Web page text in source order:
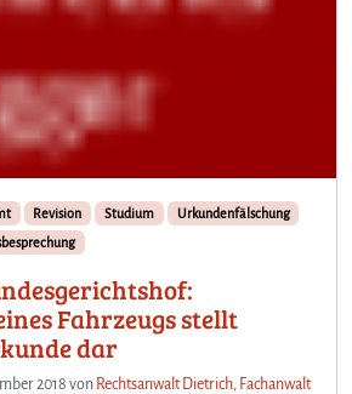
r
g
s
t
l
t
i
Revision Studium
Urkundenfälschung
Fahrzeugs stellt
dar
2018 von Rechtsanwalt Dietrich, Fachanwalt